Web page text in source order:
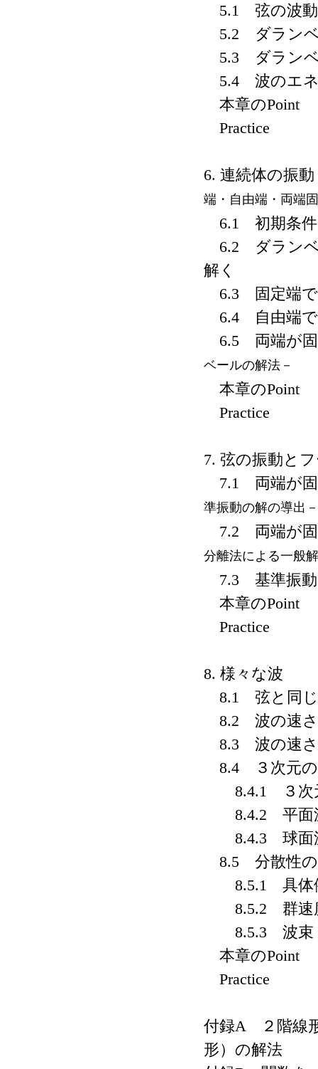
5.1 弦の波動
5.2 ダランベ
5.3 ダランベ
5.4 波のエネ
本章のPoint
Practice
6. 連続体の振
端・自由端・両端
6.1 初期条件
6.2 ダランベ
解く
6.3 固定端で
6.4 自由端で
6.5 両端が固
ベールの解法－
本章のPoint
Practice
7. 弦の振動と
7.1 両端が固
準振動の解の導出－
7.2 両端が固
分離法による一般
7.3 基準振動
本章のPoint
Practice
8. 様々な波
8.1 弦と同じ
8.2 波の速さ
8.3 波の速さ
8.4 ３次元
8.4.1 ３次
8.4.2 平面
8.4.3 球面
8.5 分散性
8.5.1 具体
8.5.2 群速
8.5.3 波束
本章のPoint
Practice
付録A ２階線
形）の解法